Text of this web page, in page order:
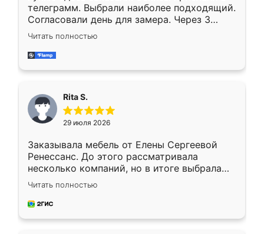
телеграмм. Выбрали наиболее подходящий.
Согласовали день для замера. Через 3
недели кухня была уже готова. Остались
довольны работой. Спасибо Ренессанс
мебель за качественную работу!
Читать полностью
Rita S.
29 июля 2026
Заказывала мебель от Елены Сергеевой
Ренессанс. До этого рассматривала
несколько компаний, но в итоге выбрала
эту. Сначала обговорили условия, потом
приехал замерщик, всё спокойно объяснил
и снял размеры. Изготовили в срок, с
Читать полностью